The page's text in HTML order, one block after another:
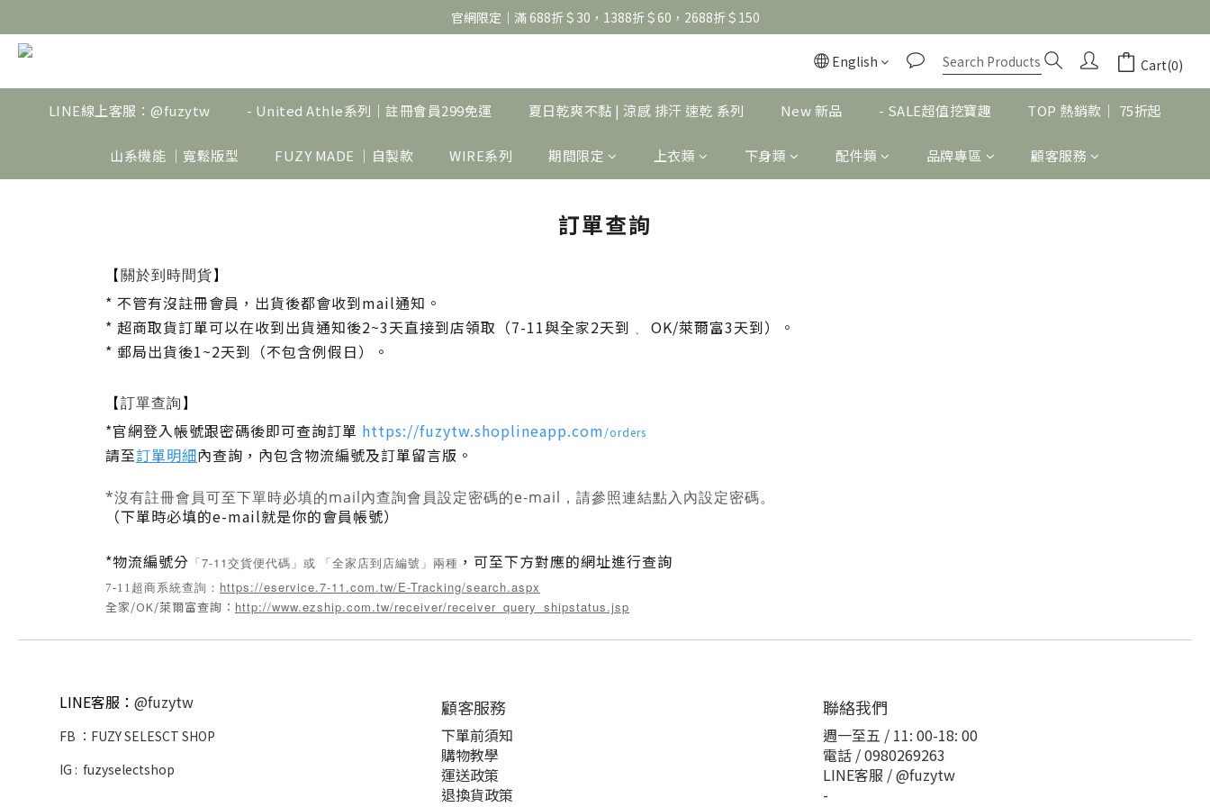
官網限定｜滿 688折＄30，1388折＄60，2688折＄150
官網限定｜滿 688折＄30，1388折＄60，2688折＄150
官網限定｜滿 688折＄30，1388折＄60，2688折＄150
English Cart(0)
LINE線上客服：@fuzytw - United Athle系列｜註冊會員299免運 夏日乾爽不黏 | 涼感 排汗 速乾 系列 New 新品 - SALE超值挖寶趣 TOP 熱銷款｜ 75折起
山系機能 ｜寬鬆版型 FUZY MADE ｜自製款 WIRE系列 期間限定 上衣類 下身類 配件類 品牌專區 顧客服務
訂單查詢
【 關於到時間貨 】
* 不管有沒註冊會員 ， 出貨後都會收到mail通知 。
* 超商取貨訂單可以在收到出貨通知後2~3天直接到店領取 （7-11與全家2天到
OK/萊爾富3天到）。
* 郵局出貨後1~2天到（不包含例假日）。
【 訂單查詢 】
*官網登入帳號跟密碼後即可查詢訂單 https://fuzytw.shoplineapp.com/orders
請至訂單明細內查詢 ，內包含物流編號及訂單留言版 。
*沒有註冊會員可至下單時必填的mail內查詢會員設定密碼的e-mail ，請參照連結點入內設定密碼。
（下單時必填的e-mail就是你的會員帳號）
*物流編號分 「 7-11交貨便代碼 」或 「 全家 店到店編號 」兩種 ，可至下方對應的網址進行查詢
7-11超商系統查詢： https://eservice.7-11.com.tw/E-Tracking/search.aspx
全家/OK/萊爾富查詢： http://www.ezship.com.tw/receiver/receiver_query_shipstatus.jsp
LINE客服： @fuzytw
FB ： FUZY SELESCT SHOP
IG : fuzyselectshop
顧客服務
下單前須知
購物教學
運送政策
退換貨政策
聯絡我們
週一至五 / 11: 00-18: 00
電話 / 0980269263
LINE客服 / @fuzytw
-